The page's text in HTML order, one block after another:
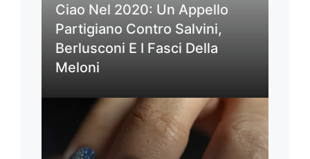
Ciao Nel 2020: Un Appello
Partigiano Contro Salvini,
Berlusconi E I Fasci Della
Meloni